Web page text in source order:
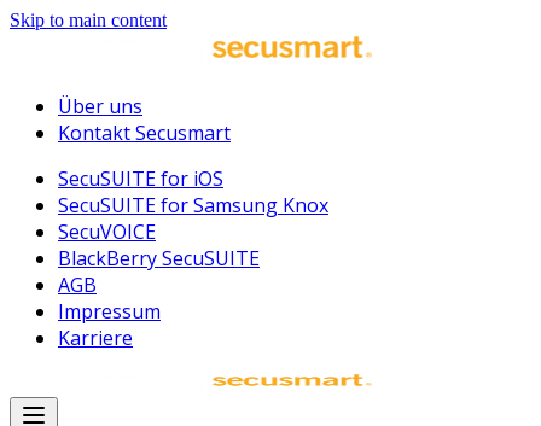
Skip to main content
Über uns
Kontakt Secusmart
SecuSUITE for iOS
SecuSUITE for Samsung Knox
SecuVOICE
BlackBerry SecuSUITE
AGB
Impressum
Karriere